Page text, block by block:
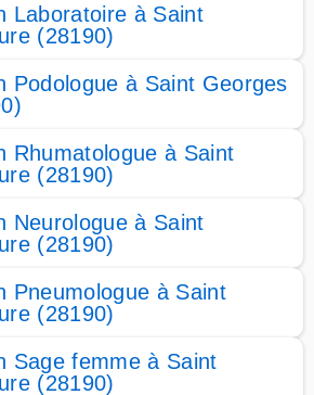
Laboratoire à Saint
(28190)
Podologue à Saint Georges
Rhumatologue à Saint
(28190)
Neurologue à Saint
(28190)
Pneumologue à Saint
(28190)
Sage femme à Saint
(28190)